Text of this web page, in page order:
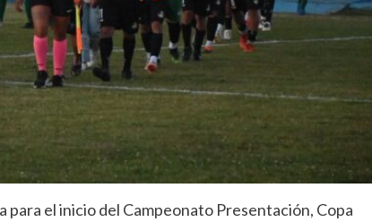
para el inicio del Campeonato Presentación, Copa